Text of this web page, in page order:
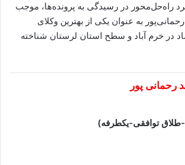
راه‌حل‌محور در رسیدگی به پرونده‌ها، موجب
به عنوان یکی از بهترین وکلای
در خرم آباد و سطح استان لرستان شناخته
پور
طلاق توافقی-یکطرفه)